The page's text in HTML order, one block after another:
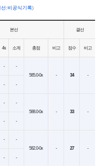
선:비공식기록)
본선 결선
4s 소계 총점 비고 점수 비고
-
-
585.0-0x
- 34
-
- -
-
-
588.0-0x
- 33
-
- -
-
-
582.0-0x
- 27
-
- -